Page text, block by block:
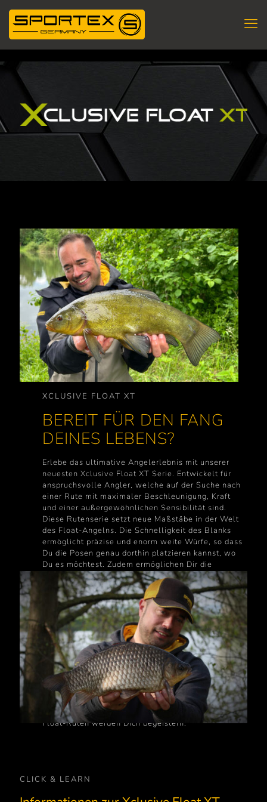
XCLUSIVE FLOAT XT
BEREIT FÜR DEN FANG
DEINES LEBENS?
Erlebe das ultimative Angelerlebnis mit unserer
neuesten Xclusive Float XT Serie. Entwickelt für
anspruchsvolle Angler, welche auf der Suche nach
einer Rute mit maximaler Beschleunigung, Kraft
und einer außergewöhnlichen Sensibilität sind.
Diese Rutenserie setzt neue Maßstäbe in der Welt
des Float-Angelns. Die Schnelligkeit des Blanks
ermöglicht präzise und enorm weite Würfe, so dass
Du die Posen genau dorthin platzieren kannst, wo
Du es möchtest. Zudem ermöglichen Dir die
einzigartigen Beschleunigungseigenschaften einen
schnellen Anhieb, sobald ein Fisch anbeißt und
gewährleisten Dir die präzise Kontrolle über den
Drill. Mit beeindruckender Power ausgestattet, ist
diese Rute in der Lage, auch größere Fische
souverän auf die Schuppen zu legen. Neben ihren
beeindruckenden Eigenschaften bietet diese
Rutenserie auch ein modernes Design, das einige
Blicke auf sich ziehen wird. Das hochwertige
Material und die sorgfältige Verarbeitung sorgen für
eine angenehme Haptik und eine ästhetische
Erscheinung. Egal, ob Du ein erfahrener Angler bist
oder gerade erst mit dem Angeln beginnst, diese
Float-Ruten werden Dich begeistern.
CLICK & LEARN